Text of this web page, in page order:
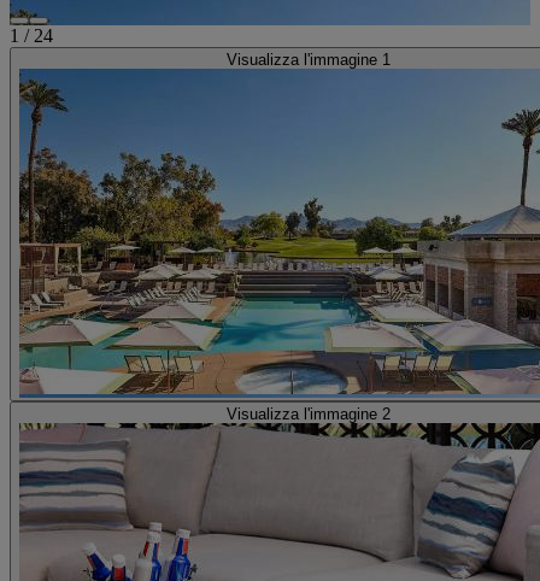
1 / 24
Visualizza l'immagine 1
Visualizza l'immagine 2